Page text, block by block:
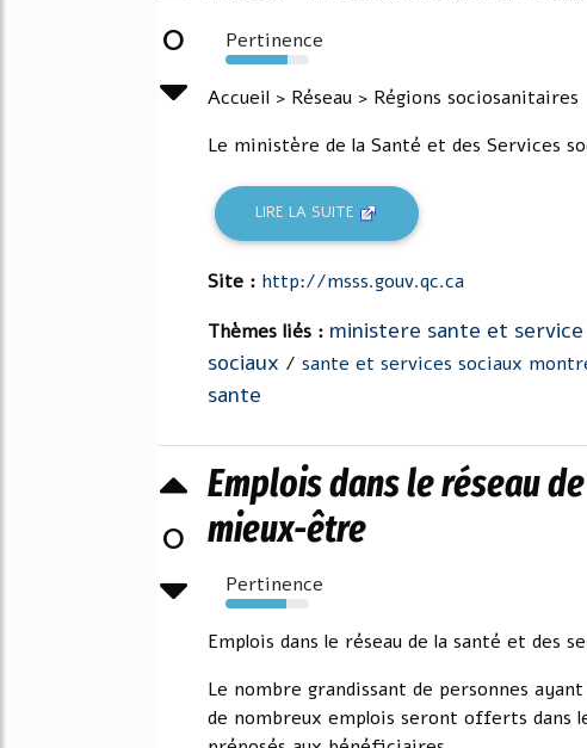
0 Pertinence
74%
Accueil > Réseau > Régions sociosanitaires
Le ministère de la Santé et des Services
LIRE LA SUITE
Site : http://msss.gouv.qc.ca
Thèmes liés : ministere sante et service
sociaux / sante et services sociaux
sante
0
Emplois dans le réseau
mieux-être
Pertinence
73%
Emplois dans le réseau de la santé et des
Le nombre grandissant de personnes
de nombreux emplois seront offerts dans